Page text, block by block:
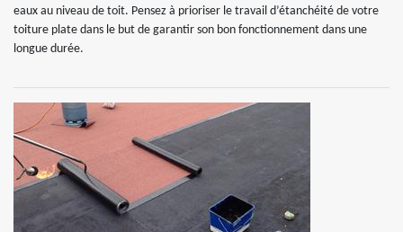
eaux au niveau de toit. Pensez à prioriser le travail d’étanchéité de votre
toiture plate dans le but de garantir son bon fonctionnement dans une
longue durée.